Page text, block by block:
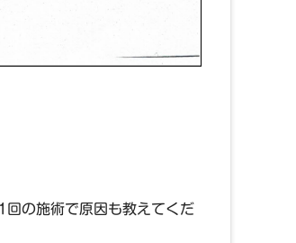
回の施術で原因も教えてくだ